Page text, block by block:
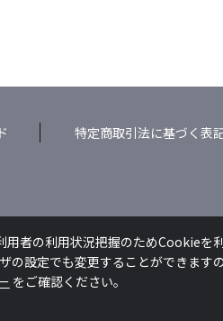
特定商取引法に基づく表
者の利用状況把握のためCookieを利
設定でも変更することができます
をご確認ください。